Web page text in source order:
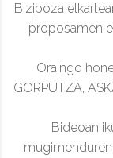
Bizipoza
proposamen
Oraingo
GORPUTZA,
Bideoan